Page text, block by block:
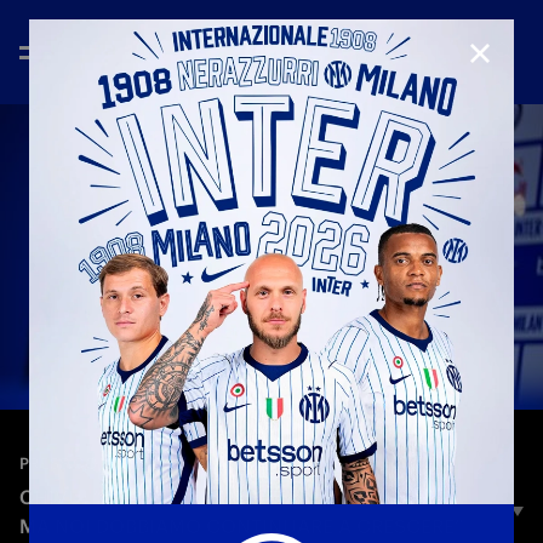
PRESS CONFERENCE—27 dic 2025
CHIVU: “CONTRO L’ATALANTA NIENTE È FACILE,
MA NOI DOBBIAMO CONTINUARE A CRESCERE”